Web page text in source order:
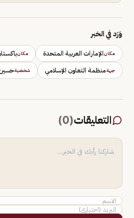
وَرَد في الخبر
مكانالإمارات العربية المتحدة مكان
جهةمنظمة التعاون الإسلامي شخصيةحسين
التعليقات(
0
)